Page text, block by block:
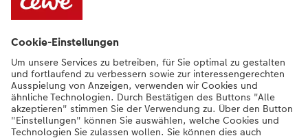
Nachhaltigkeit bei CEWE
Unternehmen
Sortiment